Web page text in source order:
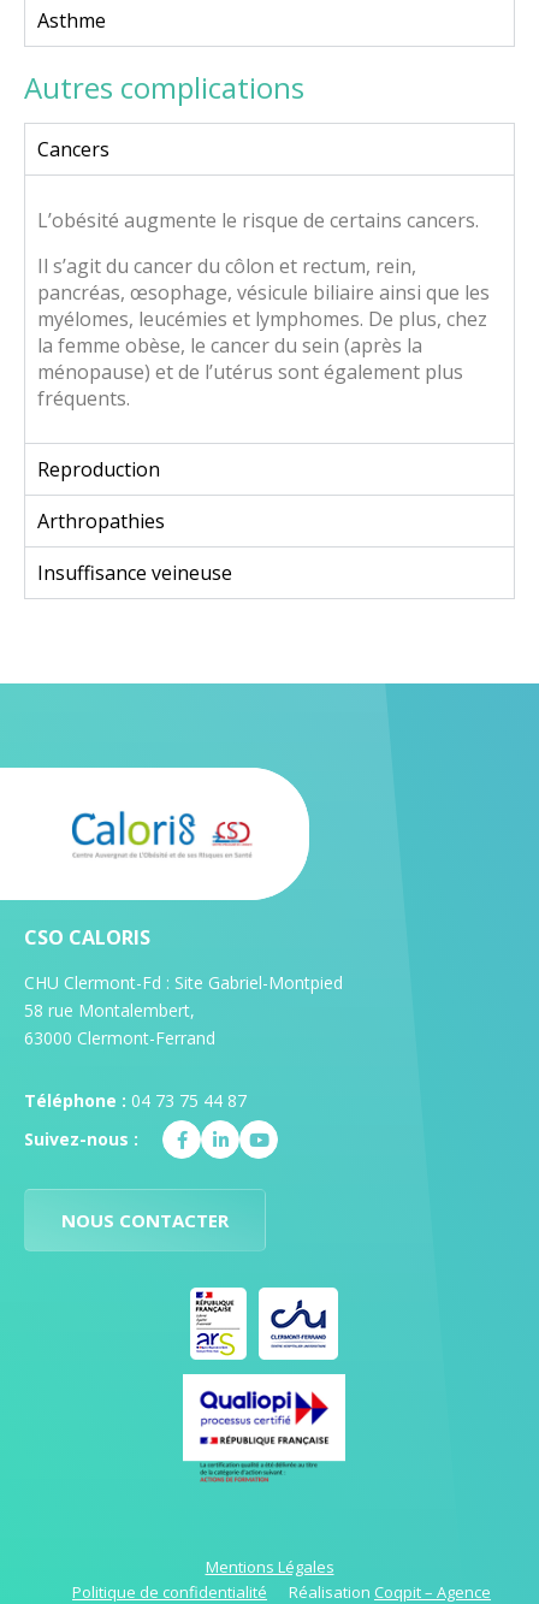
Asthme
Autres complications
Cancers
L’obésité augmente le risque de certains cancers.
Il s’agit du cancer du côlon et rectum, rein,
pancréas, œsophage, vésicule biliaire ainsi que les
myélomes, leucémies et lymphomes. De plus, chez
la femme obèse, le cancer du sein (après la
ménopause) et de l’utérus sont également plus
fréquents.
Reproduction
Arthropathies
Insuffisance veineuse
CSO CALORIS
CHU Clermont-Fd : Site Gabriel-Montpied
58 rue Montalembert,
63000 Clermont-Ferrand
Téléphone : 04 73 75 44 87
Suivez-nous :
NOUS CONTACTER
Mentions Légales
Politique de confidentialité Réalisation Coqpit – Agence